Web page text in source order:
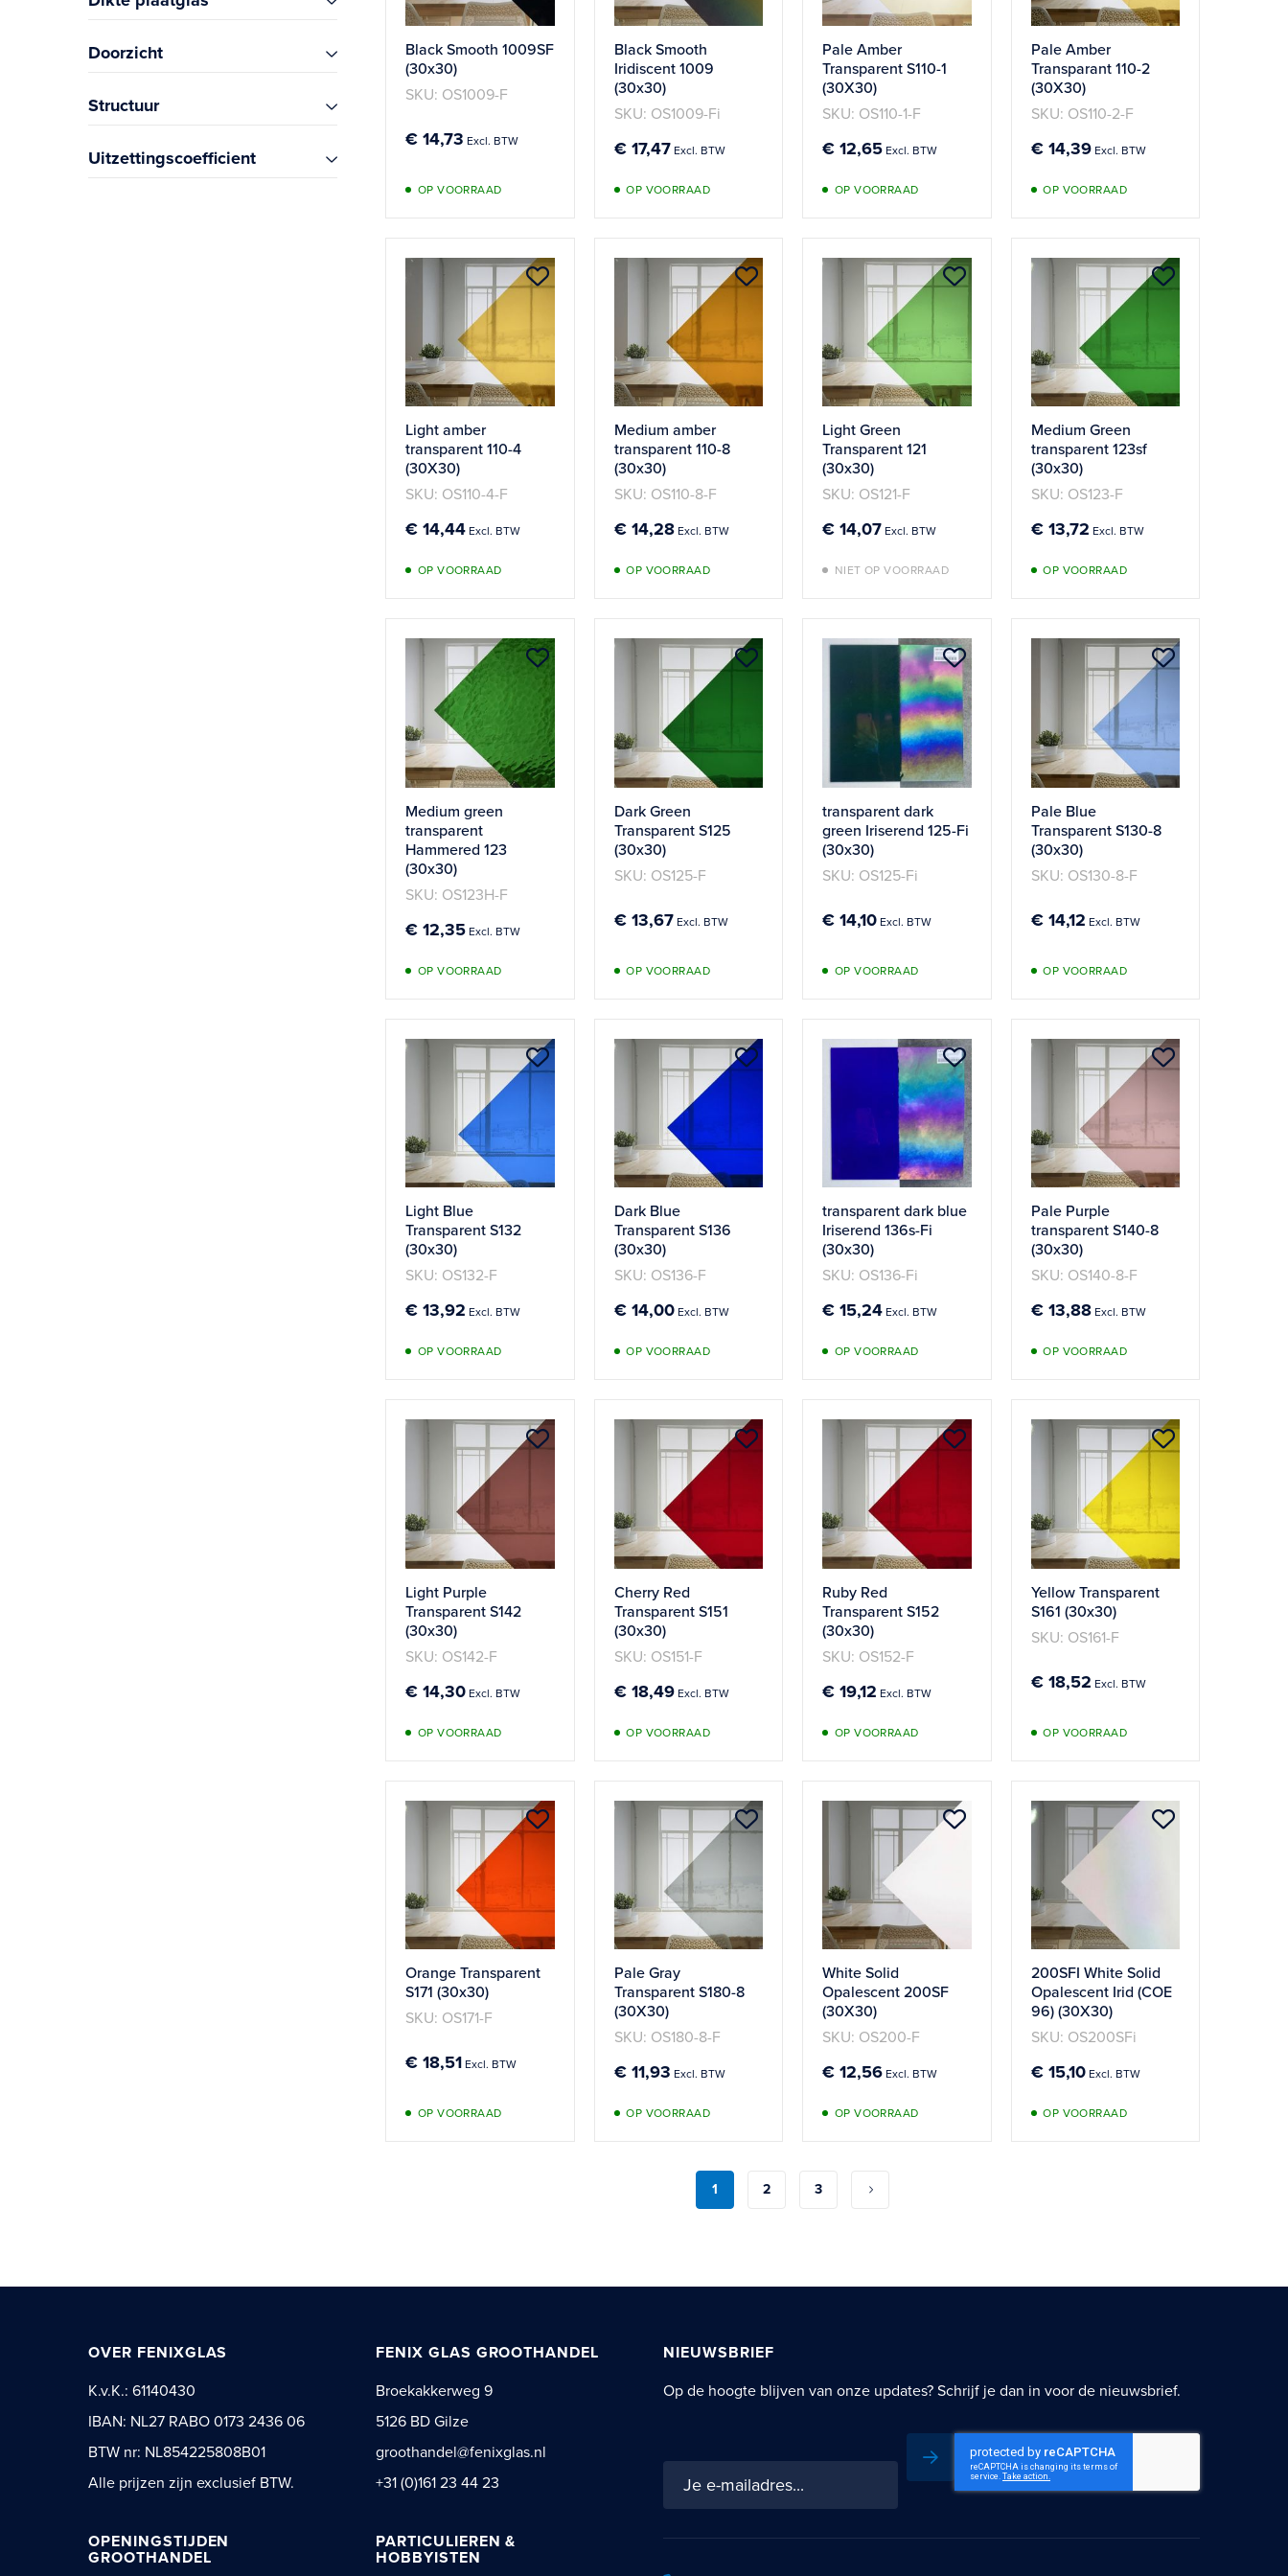
Black Smooth 1009SF
(30x30)
SKU: OS1009-F
€ 14,73
OP VOORRAAD
Black Smooth
Iridiscent 1009
(30x30)
SKU: OS1009-Fi
€ 17,47
OP VOORRAAD
Pale Amber
Transparent S110-1
(30X30)
SKU: OS110-1-F
€ 12,65
OP VOORRAAD
Pale Amber
Transparant 110-2
(30X30)
SKU: OS110-2-F
€ 14,39
OP VOORRAAD
Light amber
transparent 110-4
(30X30)
SKU: OS110-4-F
€ 14,44
OP VOORRAAD
Aan
toevoegen
Medium amber
transparent 110-8
(30x30)
SKU: OS110-8-F
€ 14,28
OP VOORRAAD
Aan
toevoegen
Light Green
Transparent 121
(30x30)
SKU: OS121-F
€ 14,07
NIET OP VOORRAAD
Aan
toevoegen
Medium Green
transparent 123sf
(30x30)
SKU: OS123-F
€ 13,72
OP VOORRAAD
Aan
Medium green
transparent
Hammered 123
(30x30)
SKU: OS123H-F
€ 12,35
OP VOORRAAD
Aan
verlanglijst
toevoegen
Dark Green
Transparent S125
(30x30)
SKU: OS125-F
€ 13,67
OP VOORRAAD
Aan
toevoegen
transparent dark
green Iriserend 125-Fi
(30x30)
SKU: OS125-Fi
€ 14,10
OP VOORRAAD
Aan
verlanglijst
toevoegen
Pale Blue
Transparent S130-8
(30x30)
SKU: OS130-8-F
€ 14,12
OP VOORRAAD
Aan
toevoegen
Light Blue
Transparent S132
(30x30)
SKU: OS132-F
€ 13,92
OP VOORRAAD
Aan
verlanglijst
toevoegen
Dark Blue
Transparent S136
(30x30)
SKU: OS136-F
€ 14,00
OP VOORRAAD
Aan
toevoegen
transparent dark blue
Iriserend 136s-Fi
(30x30)
SKU: OS136-Fi
€ 15,24
OP VOORRAAD
Aan
verlanglijst
toevoegen
Pale Purple
transparent S140-8
(30x30)
SKU: OS140-8-F
€ 13,88
OP VOORRAAD
Aan
Light Purple
Transparent S142
(30x30)
SKU: OS142-F
€ 14,30
OP VOORRAAD
Aan
Cherry Red
Transparent S151
(30x30)
SKU: OS151-F
€ 18,49
OP VOORRAAD
Aan
Ruby Red
Transparent S152
(30x30)
SKU: OS152-F
€ 19,12
OP VOORRAAD
Aan
Yellow Transparent
S161 (30x30)
SKU: OS161-F
€ 18,52
OP VOORRAAD
Aan
Orange Transparent
S171 (30x30)
SKU: OS171-F
€ 18,51
OP VOORRAAD
Aan
Pale Gray
Transparent S180-8
(30X30)
SKU: OS180-8-F
€ 11,93
OP VOORRAAD
Aan
toevoegen
White Solid
Opalescent 200SF
(30X30)
SKU: OS200-F
€ 12,56
OP VOORRAAD
Aan
toevoegen
200SFI White Solid
Opalescent Irid (COE
96) (30X30)
SKU: OS200SFi
€ 15,10
OP VOORRAAD
Aan
Pagina
Je leest momenteel pagina
1 2 3
Doorzicht
Structuur
Uitzettingscoefficient
NIEUWSBRIEF
Op de hoogte blijven van onze updates? Schrijf je dan in voor de nieuwsbrief.
voor
Inschrijven
OVER FENIXGLAS
K.v.K.: 61140430
IBAN: NL27 RABO 0173 2436 06
BTW nr: NL854225808B01
Alle prijzen zijn exclusief BTW.
FENIX GLAS GROOTHANDEL
Broekakkerweg 9
5126 BD Gilze
groothandel@fenixglas.nl
+31 (0)161 23 44 23
OPENINGSTIJDEN
GROOTHANDEL
PARTICULIEREN &
HOBBYISTEN